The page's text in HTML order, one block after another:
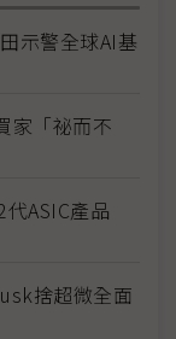
示警全球AI基
家「祕而不
ASIC產品
捨超微全面